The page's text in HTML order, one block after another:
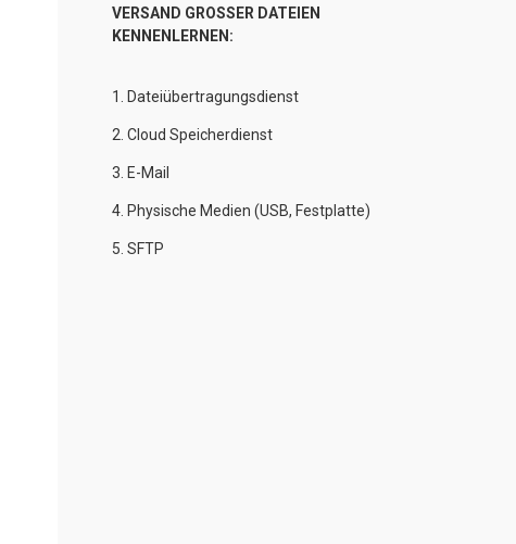
VERSAND GROSSER DATEIEN
KENNENLERNEN:
1. Dateiübertragungsdienst
2. Cloud Speicherdienst
3. E-Mail
4. Physische Medien (USB, Festplatte)
5. SFTP